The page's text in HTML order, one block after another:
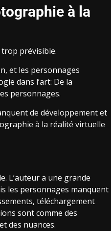
à la
prévisible.
et les personnages
dans l’art: De la
personnages.
de développement et
à la réalité virtuelle
L’auteur a une grande
les personnages manquent
téléchargement
sont comme des
des nuances.